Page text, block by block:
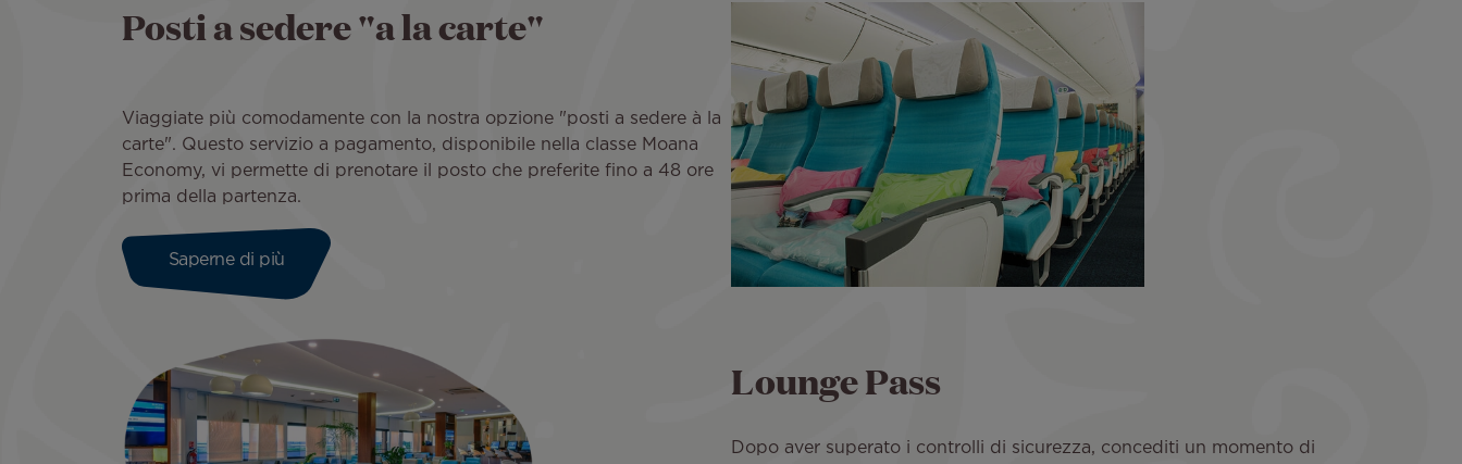
Posti a sedere "a la carte"
Viaggiate più comodamente con la nostra opzione "posti a sedere à la
carte". Questo servizio a pagamento, disponibile nella classe Moana
Economy, vi permette di prenotare il posto che preferite fino a 48 ore
prima della partenza.
Saperne di più
Lounge Pass
Dopo aver superato i controlli di sicurezza, concediti un momento di